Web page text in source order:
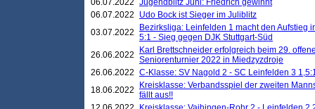
06.07.2022 Jugendblitz Juni: Friedrich gewinnt
06.07.2022
Udo Bock ist Sieger im Juliblitz
03.07.2022
Bezirksliga: Leinfelden 1 macht den Aufstieg
5:1 - Sieg gegen DJK Stuttgart-Süd
26.06.2022
Karl Brettschneider erfolgreich beim 29.
Seniorenturnier 2022 in Miedzyzdroje
26.06.2022 C-Klasse: SV Nagold 2 - SC Leinfelden 3
18.06.2022
Kreisklasse: Verbandsspiel der zweiten
fällt aus!!